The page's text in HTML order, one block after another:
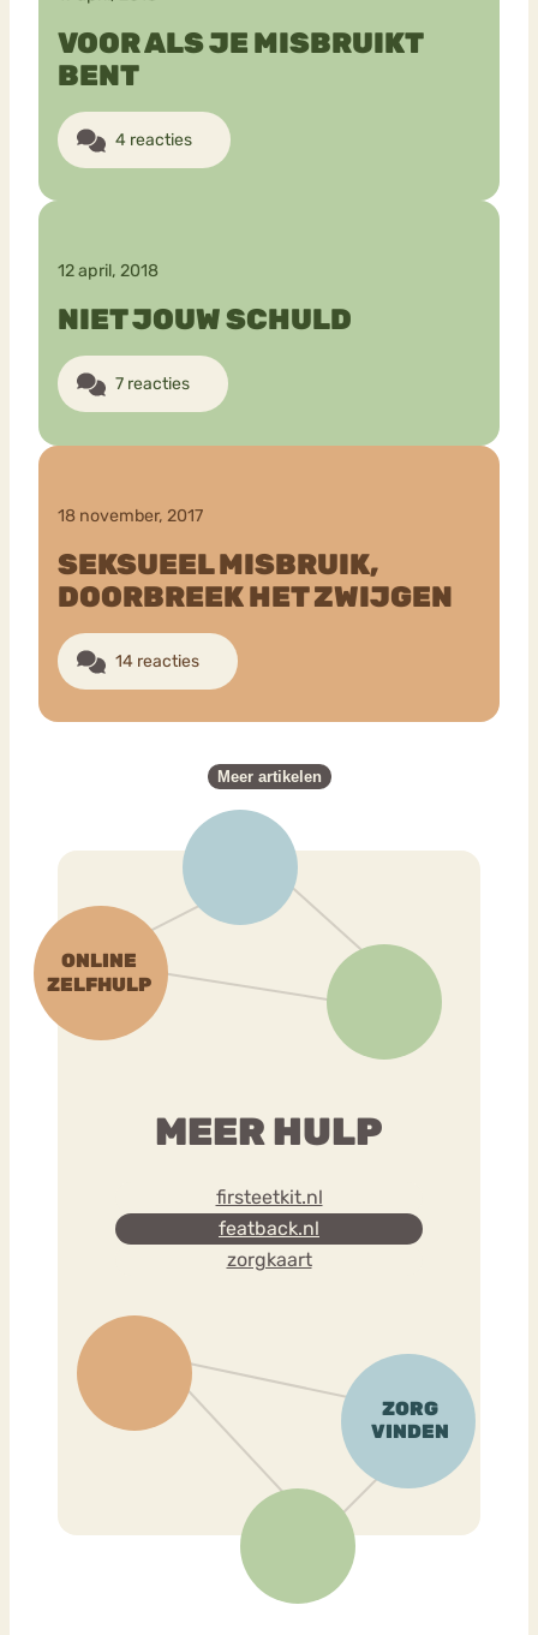
VOOR ALS JE MISBRUIKT
BENT
4 reacties
12 april, 2018
NIET JOUW SCHULD
7 reacties
18 november, 2017
SEKSUEEL MISBRUIK,
DOORBREEK HET ZWIJGEN
14 reacties
Meer artikelen
MEER HULP
firsteetkit.nl
featback.nl
zorgkaart